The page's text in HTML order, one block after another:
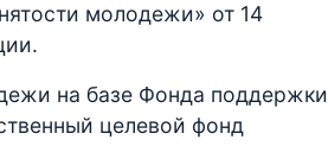
молодежи» от 14
на базе Фонда поддержки
целевой фонд